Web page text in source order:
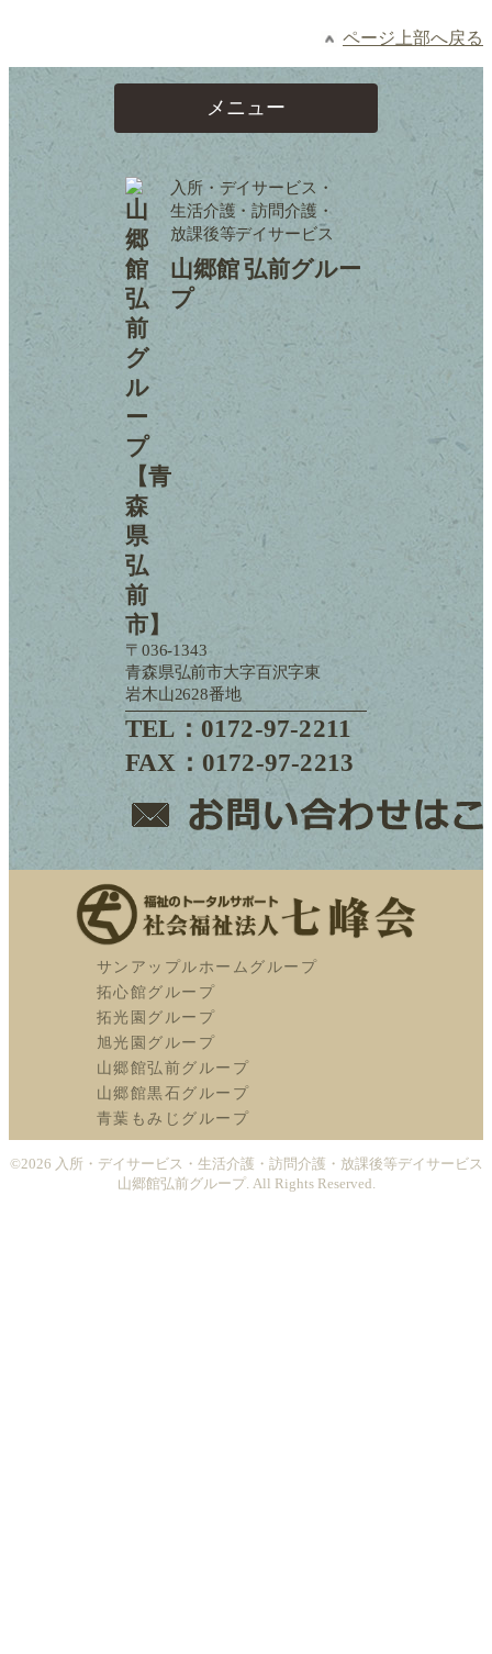
ページ上部へ戻る
メニュー
入所・デイサービス・
生活介護・訪問介護・
放課後等デイサービス
山郷館 弘前グルー
プ
〒036-1343
青森県弘前市大字百沢字東
岩木山2628番地
TEL：0172-97-2211
FAX：0172-97-2213
サンアップルホームグループ
拓心館グループ
拓光園グループ
旭光園グループ
山郷館弘前グループ
山郷館黒石グループ
青葉もみじグループ
©2026 入所・デイサービス・生活介護・訪問介護・放課後等デイサービス
山郷館弘前グループ. All Rights Reserved.